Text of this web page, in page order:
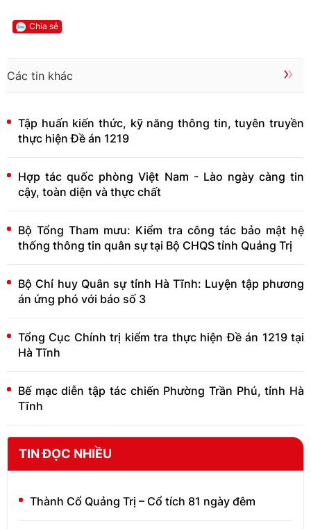
Chia sẻ
Các tin khác
Tập huấn kiến thức, kỹ năng thông tin, tuyên truyền
thực hiện Đề án 1219
Hợp tác quốc phòng Việt Nam - Lào ngày càng tin
cậy, toàn diện và thực chất
Bộ Tổng Tham mưu: Kiểm tra công tác bảo mật hệ
thống thông tin quân sự tại Bộ CHQS tỉnh Quảng Trị
Bộ Chỉ huy Quân sự tỉnh Hà Tĩnh: Luyện tập phương
án ứng phó với báo số 3
Tổng Cục Chính trị kiểm tra thực hiện Đề án 1219 tại
Hà Tĩnh
Bế mạc diễn tập tác chiến Phường Trần Phú, tỉnh Hà
Tĩnh
TIN ĐỌC NHIỀU
Thành Cổ Quảng Trị – Cổ tích 81 ngày đêm